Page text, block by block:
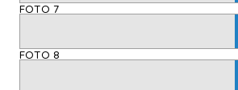
FOTO 7
FOTO 8